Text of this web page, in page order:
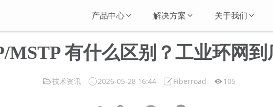
产品中心 解决方案 关于我们
MSTP 有什么区别？工业环网到
技术资讯 2026-05-28 16:44 Fiberroad 105